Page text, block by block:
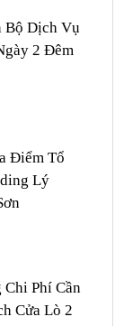
Bộ Dịch Vụ
2 Đêm
Điểm Tổ
Lý
Phí Cần
Cửa Lò 2